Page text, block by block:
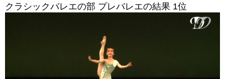
クラシックバレエの部 プレバレエの結果 1位